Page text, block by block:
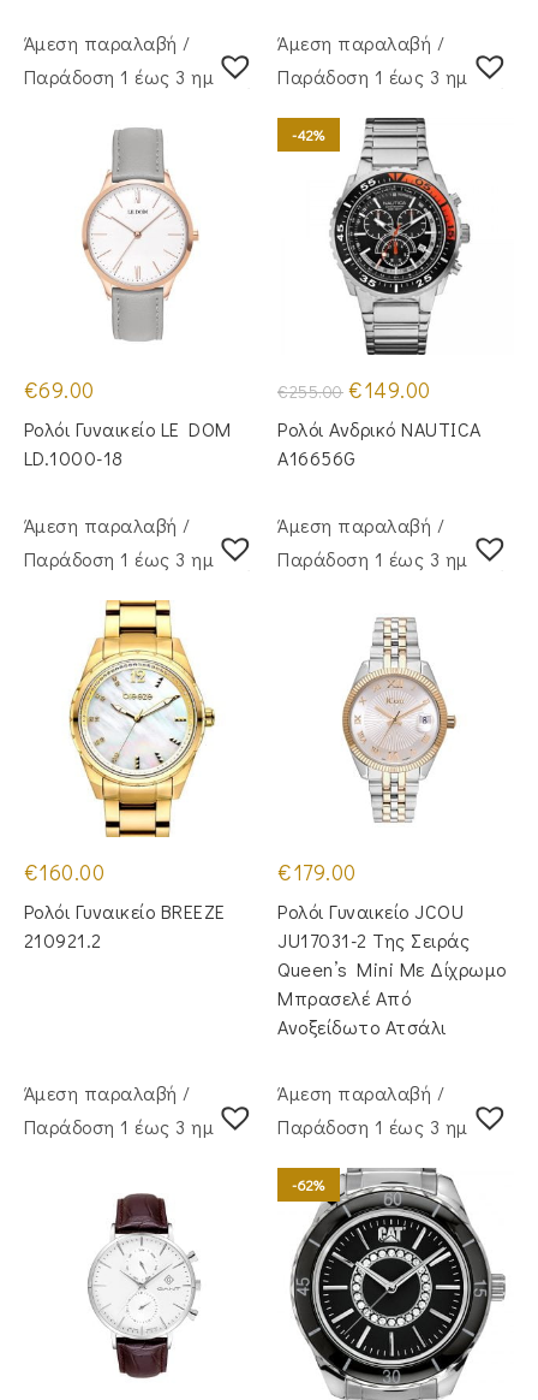
Άμεση παραλαβή /
Παράδoση 1 έως 3 ημέρες
€69.00
Ρολόι Γυναικείο LE DOM
LD.1000-18
Άμεση παραλαβή /
Παράδoση 1 έως 3 ημέρες
-42%
€255.00 Original
price
was:
€255.00.
€149.00
τιμή
είναι:
Ρολόι Ανδρικό NAUTICA
A16656G
Άμεση παραλαβή /
Παράδoση 1 έως 3 ημέρες
€160.00
Ρολόι Γυναικείο BREEZE
210921.2
Άμεση παραλαβή /
Παράδoση 1 έως 3 ημέρες
€179.00
Ρολόι Γυναικείο JCOU
JU17031-2 Της Σειράς
Queen’s Mini Με Δίχρωμο
Μπρασελέ Από
Ανοξείδωτο Ατσάλι
Άμεση παραλαβή /
Παράδoση 1 έως 3 ημέρες
Άμεση παραλαβή /
Παράδoση 1 έως 3 ημέρες
-62%